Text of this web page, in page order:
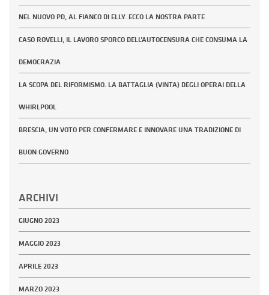
NEL NUOVO PD, AL FIANCO DI ELLY. ECCO LA NOSTRA PARTE
CASO ROVELLI, IL LAVORO SPORCO DELL’AUTOCENSURA CHE CONSUMA LA
DEMOCRAZIA
LA SCOPA DEL RIFORMISMO. LA BATTAGLIA (VINTA) DEGLI OPERAI DELLA
WHIRLPOOL
BRESCIA, UN VOTO PER CONFERMARE E INNOVARE UNA TRADIZIONE DI
BUON GOVERNO
ARCHIVI
GIUGNO 2023
MAGGIO 2023
APRILE 2023
MARZO 2023